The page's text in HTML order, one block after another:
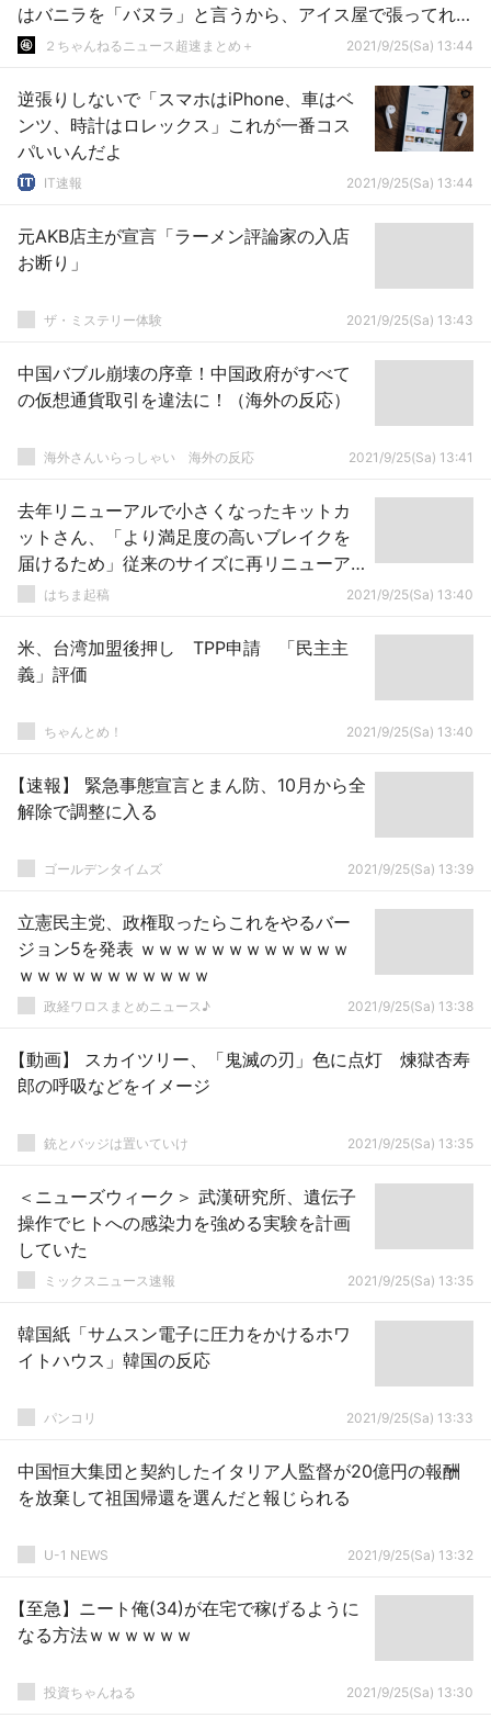
はバニラを「バヌラ」と言うから、アイス屋で張ってれば
すぐわかる。
２ちゃんねるニュース超速まとめ＋ 2021/9/25(Sa) 13:44
逆張りしないで「スマホはiPhone、車はベ
ンツ、時計はロレックス」これが一番コス
パいいんだよ
IT速報 2021/9/25(Sa) 13:44
元AKB店主が宣言「ラーメン評論家の入店
お断り」
ザ・ミステリー体験 2021/9/25(Sa) 13:43
中国バブル崩壊の序章！中国政府がすべて
の仮想通貨取引を違法に！（海外の反応）
海外さんいらっしゃい 海外の反応 2021/9/25(Sa) 13:41
去年リニューアルで小さくなったキットカ
ットさん、「より満足度の高いブレイクを
届けるため」従来のサイズに再リニューア
ル はちま起稿 2021/9/25(Sa) 13:40
米、台湾加盟後押し TPP申請 「民主主
義」評価
ちゃんとめ！ 2021/9/25(Sa) 13:40
【速報】 緊急事態宣言とまん防、10月から全
解除で調整に入る
ゴールデンタイムズ 2021/9/25(Sa) 13:39
立憲民主党、政権取ったらこれをやるバー
ジョン5を発表 ｗｗｗｗｗｗｗｗｗｗｗｗ
ｗｗｗｗｗｗｗｗｗｗｗ
政経ワロスまとめニュース♪ 2021/9/25(Sa) 13:38
【動画】 スカイツリー、「鬼滅の刃」色に点灯 煉獄杏寿
郎の呼吸などをイメージ
銃とバッジは置いていけ 2021/9/25(Sa) 13:35
＜ニューズウィーク＞ 武漢研究所、遺伝子
操作でヒトへの感染力を強める実験を計画
していた
ミックスニュース速報 2021/9/25(Sa) 13:35
韓国紙「サムスン電子に圧力をかけるホワ
イトハウス」韓国の反応
パンコリ 2021/9/25(Sa) 13:33
中国恒大集団と契約したイタリア人監督が20億円の報酬
を放棄して祖国帰還を選んだと報じられる
U-1 NEWS 2021/9/25(Sa) 13:32
【至急】ニート俺(34)が在宅で稼げるように
なる方法ｗｗｗｗｗｗ
投資ちゃんねる 2021/9/25(Sa) 13:30